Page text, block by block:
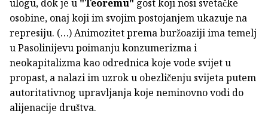
ulogu, dok je u "Teoremu" gost koji nosi svetačke
osobine, onaj koji im svojim postojanjem ukazuje na
represiju. (…) Animozitet prema buržoaziji ima temelj
u Pasolinijevu poimanju konzumerizma i
neokapitalizma kao odrednica koje vode svijet u
propast, a nalazi im uzrok u obezličenju svijeta putem
autoritativnog upravljanja koje neminovno vodi do
alijenacije društva.